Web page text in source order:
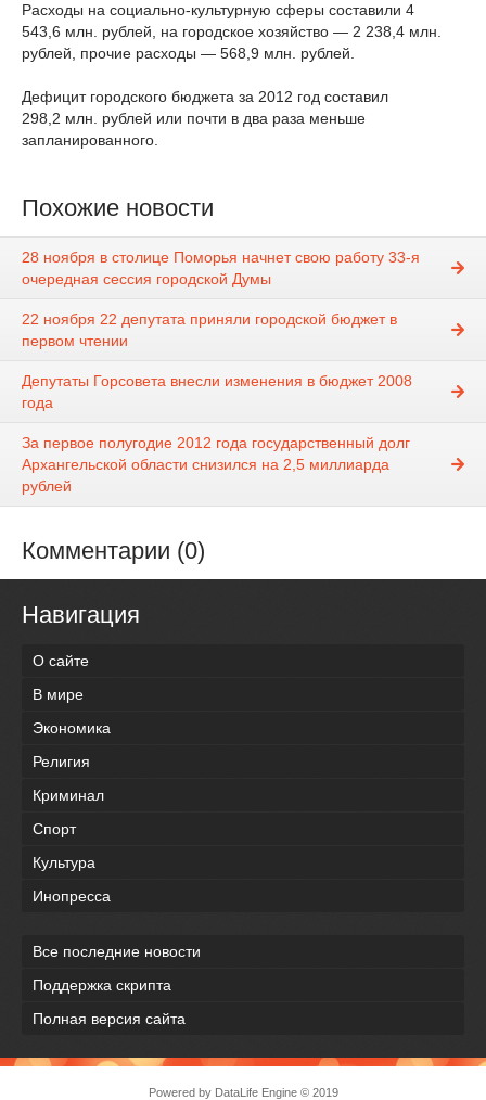
Расходы на социально-культурную сферы составили 4
543,6 млн. рублей, на городское хозяйство — 2 238,4 млн.
рублей, прочие расходы — 568,9 млн. рублей.
Дефицит городского бюджета за 2012 год составил
298,2 млн. рублей или почти в два раза меньше
запланированного.
Похожие новости
28 ноября в столице Поморья начнет свою работу 33-я
очередная сессия городской Думы
22 ноября 22 депутата приняли городской бюджет в
первом чтении
Депутаты Горсовета внесли изменения в бюджет 2008
года
За первое полугодие 2012 года государственный долг
Архангельской области снизился на 2,5 миллиарда
рублей
Комментарии (0)
Навигация
О сайте
В мире
Экономика
Религия
Криминал
Спорт
Культура
Инопресса
Все последние новости
Поддержка скрипта
Полная версия сайта
Powered by DataLife Engine© 2019